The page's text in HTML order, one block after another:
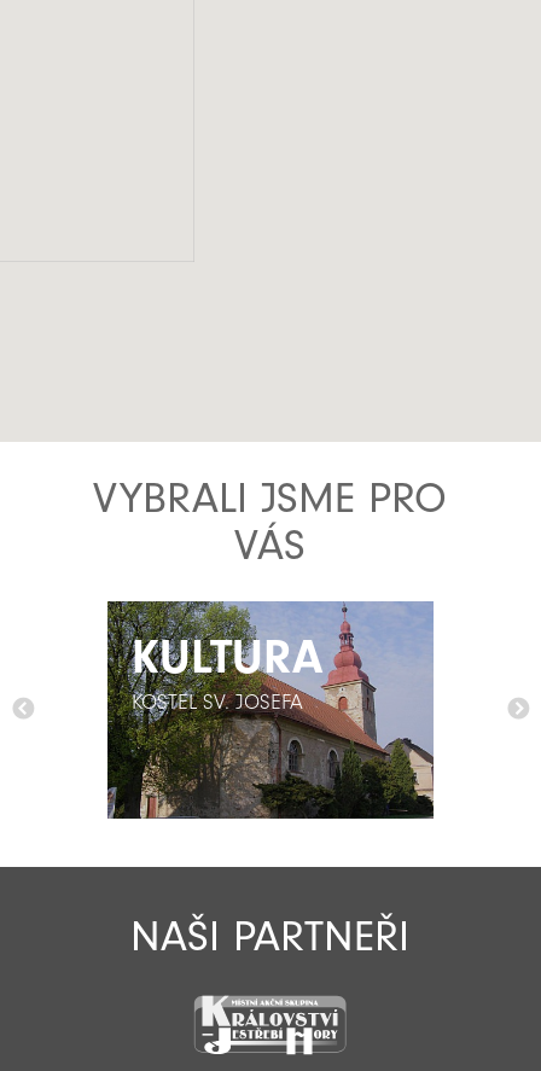
VYBRALI JSME PRO
VÁS
KULTURA
KOSTEL SV. JOSEFA
KULTURA
KOSTEL SV. JOSEFA
NAŠI PARTNEŘI